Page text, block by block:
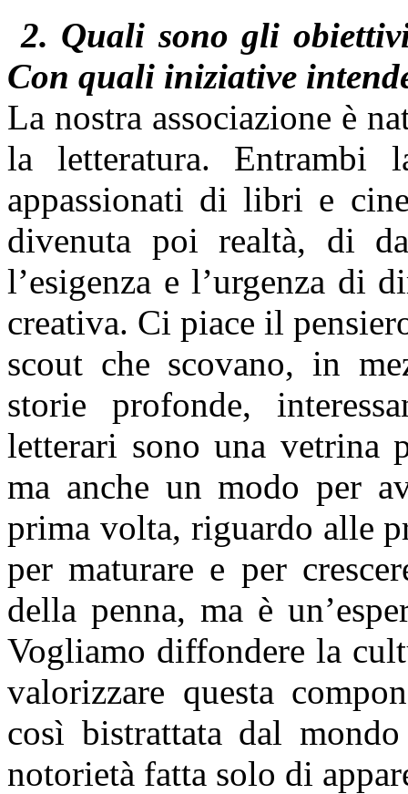
2. Quali sono gli
Con quali iniziative
La nostra associazione è
la letteratura. Entrambi
appassionati di libri e
divenuta poi realtà, di
l’esigenza e l’urgenza di
creativa. Ci piace il
scout che scovano, in
storie profonde,
letterari sono una vetrina
ma anche un modo per
prima volta, riguardo alle
per maturare e per
della penna, ma è
Vogliamo diffondere la
valorizzare questa
così bistrattata dal
notorietà fatta solo di